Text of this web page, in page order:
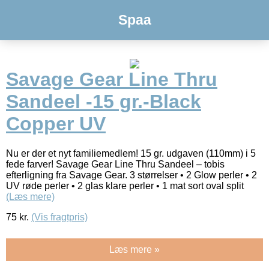
Spaa
Savage Gear Line Thru
Sandeel -15 gr.-Black
Copper UV
Nu er der et nyt familiemedlem! 15 gr. udgaven (110mm) i 5
fede farver! Savage Gear Line Thru Sandeel – tobis
efterligning fra Savage Gear. 3 størrelser • 2 Glow perler • 2
UV røde perler • 2 glas klare perler • 1 mat sort oval split
(Læs mere)
75 kr. (Vis fragtpris)
Læs mere »